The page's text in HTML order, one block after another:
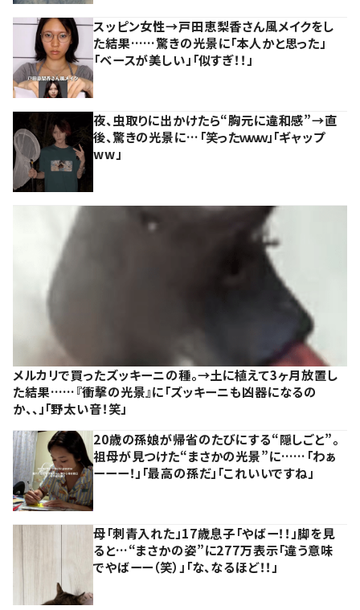
スッピン女性→戸田恵梨香さん風メイクをし
た結果……驚きの光景に「本人かと思った」
「ベースが美しい」「似すぎ！！」
夜、虫取りに出かけたら“胸元に違和感”→直
後、驚きの光景に…「笑ったｗｗｗ」「ギャップ
ww」
メルカリで買ったズッキーニの種。→土に植えて3ヶ月放置し
た結果……『衝撃の光景』に「ズッキーニも凶器になるの
か、、」「野太い音！笑」
20歳の孫娘が帰省のたびにする“隠しごと”。
祖母が見つけた“まさかの光景”に……「わぁ
ーーー！」「最高の孫だ」「これいいですね」
母「刺青入れた」17歳息子「やばー！！」脚を見
ると…“まさかの姿”に277万表示「違う意味
でやばーー（笑）」「な、なるほど！！」